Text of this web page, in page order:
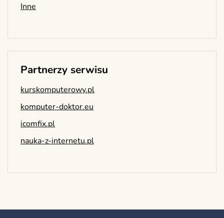
Inne
Partnerzy serwisu
kurskomputerowy.pl
komputer-doktor.eu
icomfix.pl
nauka-z-internetu.pl